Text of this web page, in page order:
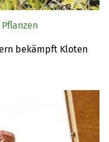
bekämpft Kloten
Pflanzen